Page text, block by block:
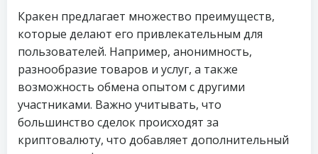
Кракен предлагает множество преимуществ,
которые делают его привлекательным для
пользователей. Например, анонимность,
разнообразие товаров и услуг, а также
возможность обмена опытом с другими
участниками. Важно учитывать, что
большинство сделок происходят за
криптовалюту, что добавляет дополнительный